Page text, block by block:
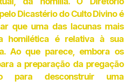
Dicastério do Culto Divino é
que uma das lacunas mais
homilética é relativa à sua
Ao que parece, embora os
a preparação da pregação
para desconstruir uma